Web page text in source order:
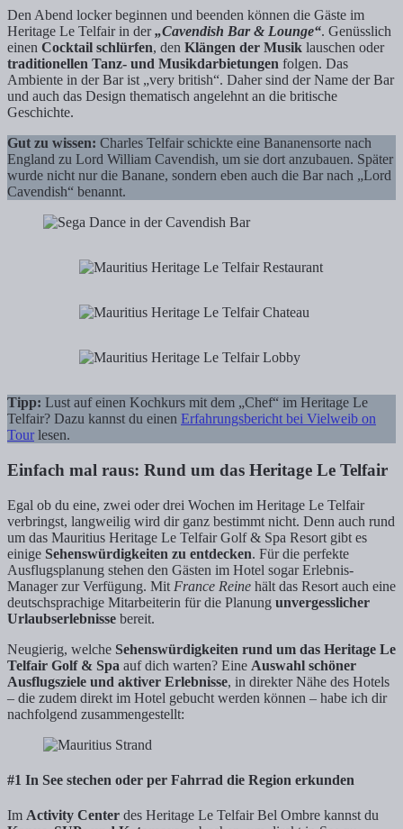
Den Abend locker beginnen und beenden können die Gäste im
Heritage Le Telfair in der„Cavendish Bar & Lounge“. Genüsslich
einen Cocktail schlürfen, den Klängen der Musik lauschen oder
traditionellen Tanz- und Musikdarbietungen folgen. Das
Ambiente in der Bar ist „very british“. Daher sind der Name der Bar
und auch das Design thematisch angelehnt an die britische
Geschichte.
Gut zu wissen: Charles Telfair schickte eine Bananensorte nach
England zu Lord William Cavendish, um sie dort anzubauen. Später
wurde nicht nur die Banane, sondern eben auch die Bar nach „Lord
Cavendish“ benannt.
Tipp: Lust auf einen Kochkurs mit dem „Chef“ im Heritage Le
Telfair? Dazu kannst du einen Erfahrungsbericht bei Vielweib on
Tour lesen.
Einfach mal raus: Rund um das Heritage Le Telfair
Egal ob du eine, zwei oder drei Wochen im Heritage Le Telfair
verbringst, langweilig wird dir ganz bestimmt nicht. Denn auch rund
um das Mauritius Heritage Le Telfair Golf & Spa Resort gibt es
einige Sehenswürdigkeiten zu entdecken. Für die perfekte
Ausflugsplanung stehen den Gästen im Hotel sogar Erlebnis-
Manager zur Verfügung. Mit France Reine hält das Resort auch eine
deutschsprachige Mitarbeiterin für die Planung unvergesslicher
Urlaubserlebnisse bereit.
Neugierig, welche Sehenswürdigkeiten rund um das Heritage Le
Telfair Golf & Spa auf dich warten? Eine Auswahl schöner
Ausflugsziele und aktiver Erlebnisse, in direkter Nähe des Hotels
– die zudem direkt im Hotel gebucht werden können – habe ich dir
nachfolgend zusammengestellt:
#1 In See stechen oder per Fahrrad die Region erkunden
Im Activity Center des Heritage Le Telfair Bel Ombre kannst du